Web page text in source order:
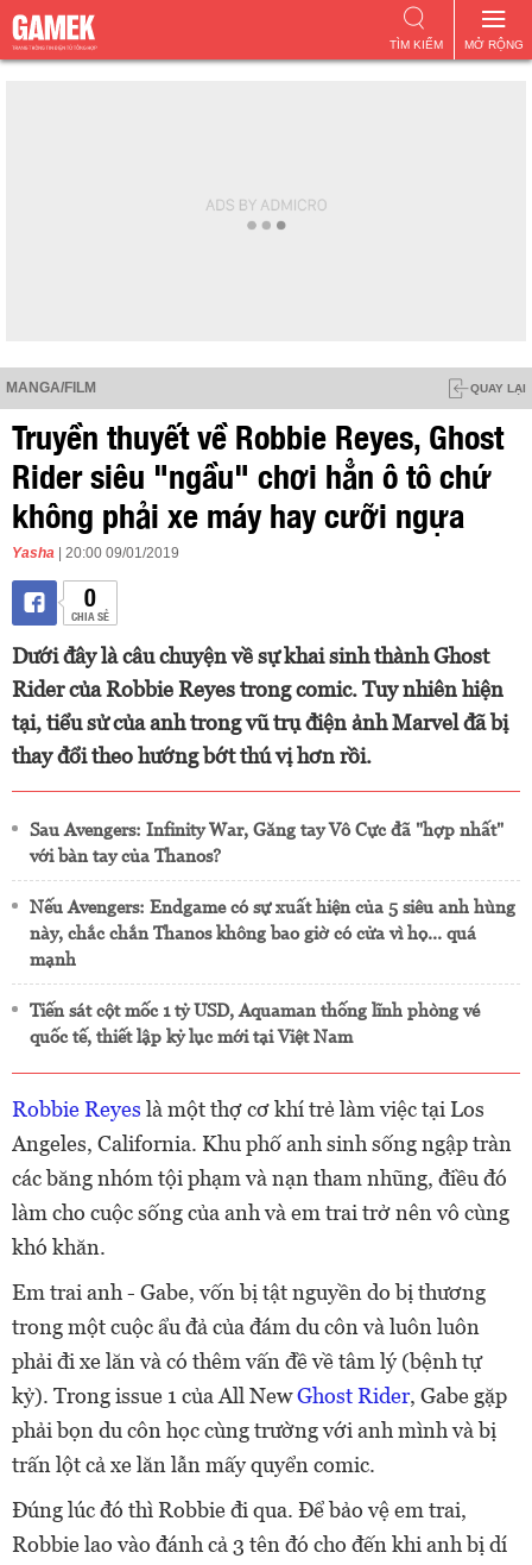
MỞ RỘNG
TÌM KIẾM
MANGA/FILM QUAY LẠI
Truyền thuyết về Robbie Reyes, Ghost
Rider siêu "ngầu" chơi hẳn ô tô chứ
không phải xe máy hay cưỡi ngựa
Yasha | 20:00 09/01/2019
0
CHIA SẺ
Dưới đây là câu chuyện về sự khai sinh thành Ghost
Rider của Robbie Reyes trong comic. Tuy nhiên hiện
tại, tiểu sử của anh trong vũ trụ điện ảnh Marvel đã bị
thay đổi theo hướng bớt thú vị hơn rồi.
Sau Avengers: Infinity War, Găng tay Vô Cực đã "hợp nhất"
với bàn tay của Thanos?
Nếu Avengers: Endgame có sự xuất hiện của 5 siêu anh hùng
này, chắc chắn Thanos không bao giờ có cửa vì họ... quá
mạnh
Tiến sát cột mốc 1 tỷ USD, Aquaman thống lĩnh phòng vé
quốc tế, thiết lập kỷ lục mới tại Việt Nam
Robbie Reyes là một thợ cơ khí trẻ làm việc tại Los
Angeles, California. Khu phố anh sinh sống ngập tràn
các băng nhóm tội phạm và nạn tham nhũng, điều đó
làm cho cuộc sống của anh và em trai trở nên vô cùng
khó khăn.
Em trai anh - Gabe, vốn bị tật nguyền do bị thương
trong một cuộc ẩu đả của đám du côn và luôn luôn
phải đi xe lăn và có thêm vấn đề về tâm lý (bệnh tự
kỷ). Trong issue 1 của All NewGhost Rider, Gabe gặp
phải bọn du côn học cùng trường với anh mình và bị
trấn lột cả xe lăn lẫn mấy quyển comic.
Đúng lúc đó thì Robbie đi qua. Để bảo vệ em trai,
Robbie lao vào đánh cả 3 tên đó cho đến khi anh bị dí